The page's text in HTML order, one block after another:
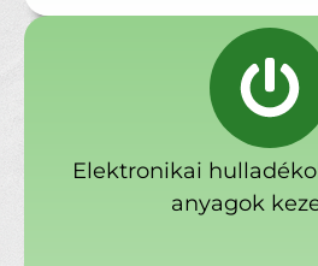
Elektronikai
anyagok